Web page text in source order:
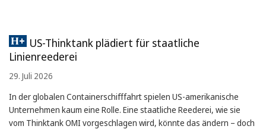
US-Thinktank plädiert für staatliche
Linienreederei
29. Juli 2026
In der globalen Containerschifffahrt spielen US-amerikanische
Unternehmen kaum eine Rolle. Eine staatliche Reederei, wie sie
vom Thinktank OMI vorgeschlagen wird, könnte das ändern – doch